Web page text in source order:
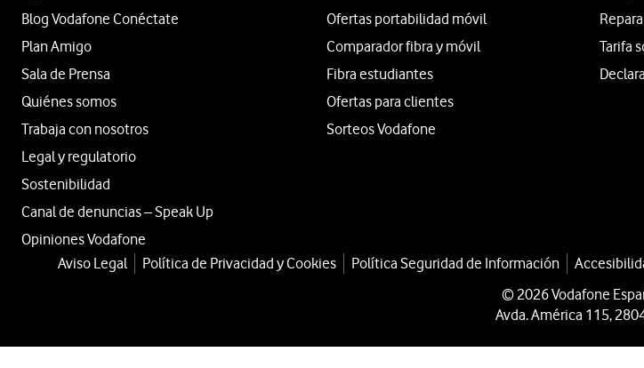
Blog Vodafone Conéctate
Plan Amigo
Sala de Prensa
Quiénes somos
Trabaja con nosotros
Legal y regulatorio
Sostenibilidad
Canal de denuncias – Speak Up
Opiniones Vodafone
Ofertas portabilidad móvil
Comparador fibra y móvil
Fibra estudiantes
Ofertas para clientes
Sorteos Vodafone
Tarifa
Aviso Legal Política de Privacidad y Cookies Política Seguridad de Información
© 2026 Vodafone
Avda. América 115,